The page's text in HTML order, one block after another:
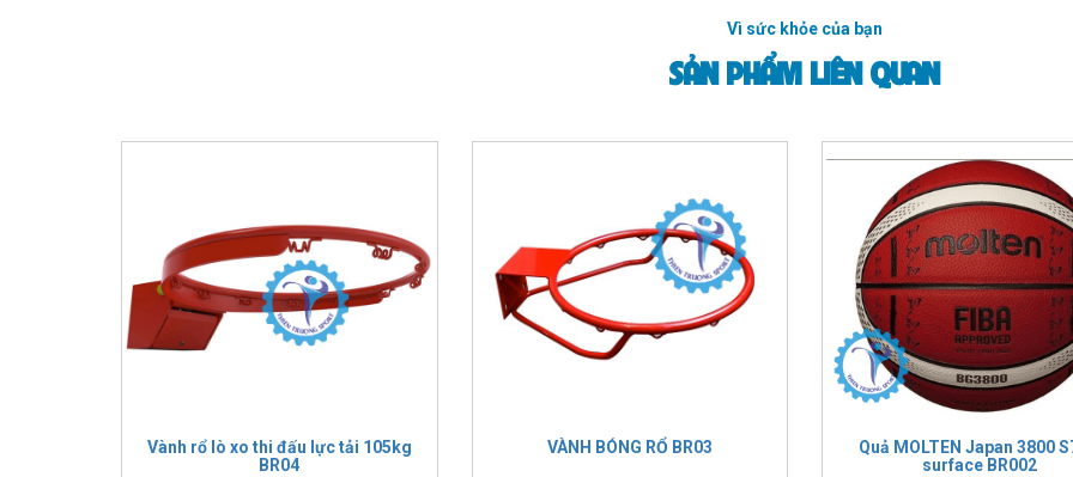
Vì sức khỏe của bạn
SẢN PHẨM LIÊN QUAN
Vành rổ lò xo thi đấu lực tải 105kg
BR04
VÀNH BÓNG RỔ BR03
Quả MOLTEN Japan 3800
surface BR002